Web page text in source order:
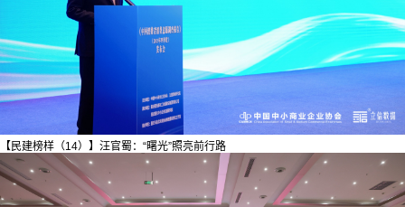
【民建榜样（14）】汪官蜀：“曙光”照亮前行路